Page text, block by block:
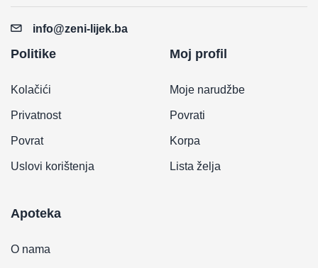
info@zeni-lijek.ba
Politike
Kolačići
Privatnost
Povrat
Uslovi korištenja
Moj profil
Moje narudžbe
Povrati
Korpa
Lista želja
Apoteka
O nama